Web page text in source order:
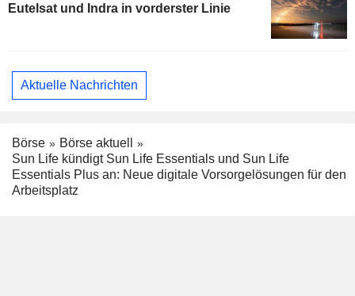
Eutelsat und Indra in vorderster Linie
Aktuelle Nachrichten
Börse
Börse aktuell
Sun Life kündigt Sun Life Essentials und Sun Life
Essentials Plus an: Neue digitale Vorsorgelösungen für den
Arbeitsplatz